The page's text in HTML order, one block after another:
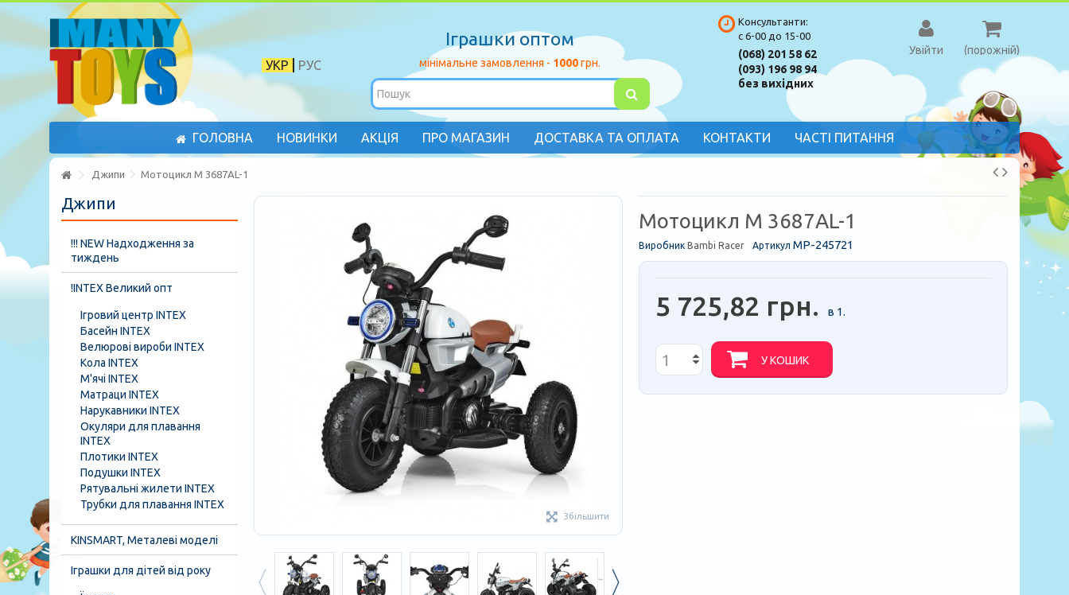
РУС
УКР
Іграшки оптом
мінімальне замовлення - 1000грн.
(порожній)
Увійти
Консультанти:
с 6-00 до 15-00
(068) 201 58 62
(093) 196 98 94
без вихідних
ГОЛОВНА НОВИНКИ АКЦІЯ ПРО МАГАЗИН ДОСТАВКА ТА ОПЛАТА КОНТАКТИ ЧАСТІ ПИТАННЯ
Джипи Мотоцикл M 3687AL-1
Збільшити
Мотоцикл M 3687AL-1
Виробник Bambi Racer Артикул MP-245721
5 725,82 грн. в 1.
У КОШИК
Джипи
!!! NEW Надходження за
тиждень
!INTEX Великий опт
Ігровий центр INTEX
Басейн INTEX
Велюрові вироби INTEX
Кола INTEX
М'ячі INTEX
Матраци INTEX
Нарукавники INTEX
Окуляри для плавання
INTEX
Плотики INTEX
Подушки INTEX
Рятувальні жилети INTEX
Трубки для плавання INTEX
KINSMART, Металеві моделі
Іграшки для дітей від року